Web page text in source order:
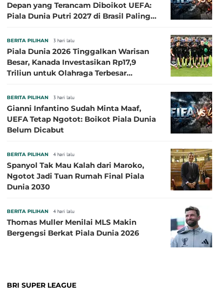
Depan yang Terancam Diboikot UEFA:
Piala Dunia Putri 2027 di Brasil Paling
BERITA PILIHAN 3 hari lalu
Piala Dunia 2026 Tinggalkan Warisan
Besar, Kanada Investasikan Rp17,9
Triliun untuk Olahraga Terbesar
BERITA PILIHAN 3 hari lalu
Gianni Infantino Sudah Minta Maaf,
UEFA Tetap Ngotot: Boikot Piala Dunia
Belum Dicabut
BERITA PILIHAN 4 hari lalu
Spanyol Tak Mau Kalah dari Maroko,
Ngotot Jadi Tuan Rumah Final Piala
Dunia 2030
BERITA PILIHAN 4 hari lalu
Thomas Muller Menilai MLS Makin
Bergengsi Berkat Piala Dunia 2026
BRI SUPER LEAGUE